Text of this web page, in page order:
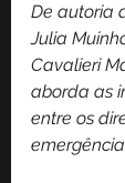
De autoria
Julia
Cavalieri
aborda as
entre os